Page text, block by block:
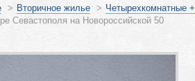
> Вторичное жилье > Четырехкомнатные +
Севастополя на Новороссийской 50